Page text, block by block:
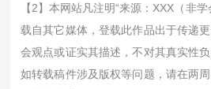
【2】本网站凡注明“来源：XXX（非
载自其它媒体，登载此作品出于传递
会观点或证实其描述，不对其真实性
如转载稿件涉及版权等问题，请在两